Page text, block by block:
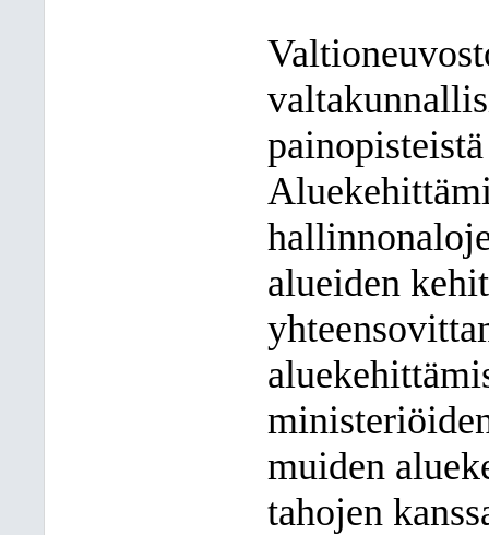
alueiden
muiden
tahojen